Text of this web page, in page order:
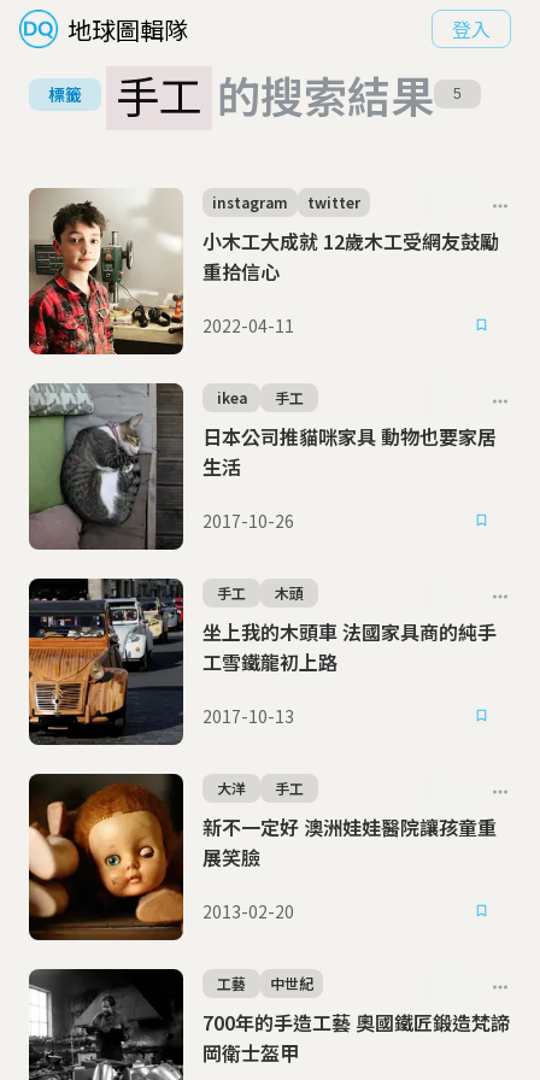
地球圖輯隊 登入
標籤 手工 的搜索結果 5
小木工大成就 12歲木工受網友鼓勵
重拾信心
instagram twitter
2022-04-11
日本公司推貓咪家具 動物也要家居
生活
ikea 手工
2017-10-26
坐上我的木頭車 法國家具商的純手
工雪鐵龍初上路
手工 木頭
2017-10-13
新不一定好 澳洲娃娃醫院讓孩童重
展笑臉
大洋 手工
2013-02-20
700年的手造工藝 奧國鐵匠鍛造梵諦
岡衛士盔甲
工藝 中世紀